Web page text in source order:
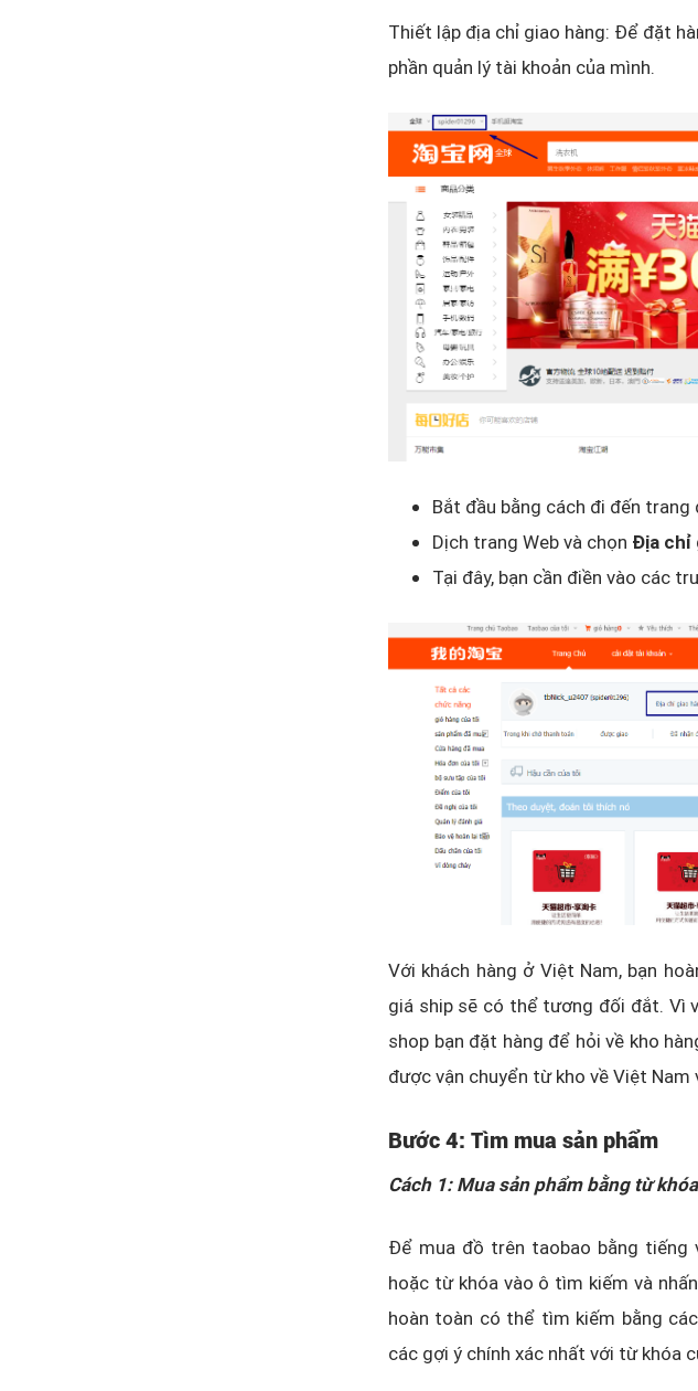
Thiết lập địa chỉ giao hàng: Để đặt
phần quản lý tài khoản của mình.
Bắt đầu bằng cách đi đến trang
Dịch trang Web và chọn Địa chỉ
Tại đây, bạn cần điền vào các
Với khách hàng ở Việt Nam, bạn
giá ship sẽ có thể tương đối đắt. Vì
shop bạn đặt hàng để hỏi về kho
được vận chuyển từ kho về Việt Nam
Bước 4: Tìm mua sản phẩm
Cách 1: Mua sản phẩm bằng từ khóa
Để mua đồ trên taobao bằng tiếng
hoặc từ khóa vào ô tìm kiếm và
hoàn toàn có thể tìm kiếm bằng
các gợi ý chính xác nhất với từ khóa